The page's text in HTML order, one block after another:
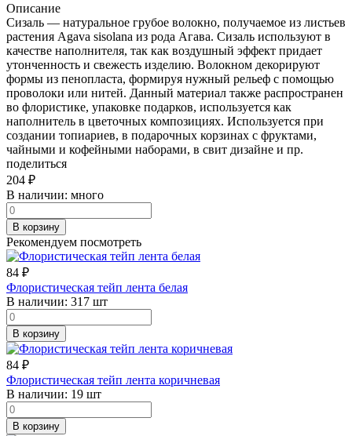
Описание
Сизаль — натуральное грубое волокно, получаемое из листьев
растения Agava sisolana из рода Агава. Сизаль используют в
качестве наполнителя, так как воздушный эффект придает
утонченность и свежесть изделию. Волокном декорируют
формы из пенопласта, формируя нужный рельеф с помощью
проволоки или нитей. Данный материал также распространен
во флористике, упаковке подарков, используется как
наполнитель в цветочных композициях. Используется при
создании топиариев, в подарочных корзинах с фруктами,
чайными и кофейными наборами, в свит дизайне и пр.
поделиться
204 ₽
В наличии: много
В корзину
Рекомендуем посмотреть
84 ₽
Флористическая тейп лента белая
В наличии: 317 шт
В корзину
84 ₽
Флористическая тейп лента коричневая
В наличии: 19 шт
В корзину